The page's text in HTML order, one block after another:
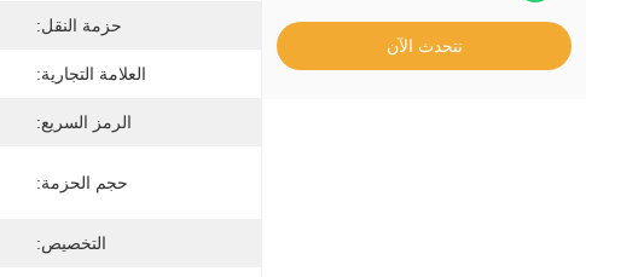
نتحدث الآن
حزمة النقل:
العلامة التجارية:
الرمز السريع:
حجم الحزمة:
التخصيص: